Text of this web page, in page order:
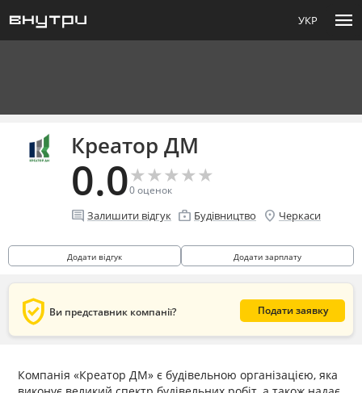
УКР menu
Креатор ДМ
0.0★
★★
★★
★★
★★
★
0оценок
comment Залишити відгук enterprise Будівництво location_on Черкаси
Додати відгук Додати зарплату
verified_user Ви представник компанії? Подати заявку
Компанія «Креатор ДМ» є будівельною організацією, яка